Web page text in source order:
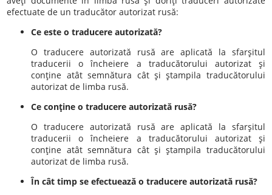
efectuate de un traducător autorizat rusă:
Ce este o traducere autorizată?
O traducere autorizată rusă are aplicată la sfarşitul
traducerii o încheiere a traducătorului autorizat şi
conţine atât semnătura cât şi ştampila traducătorului
autorizat de limba rusă.
Ce conţine o traducere autorizată rusă?
O traducere autorizată rusă are aplicată la sfarşitul
traducerii o încheiere a traducătorului autorizat şi
conţine atât semnătura cât şi ştampila traducătorului
autorizat de limba rusă.
În cât timp se efectuează o traducere autorizată rusă?